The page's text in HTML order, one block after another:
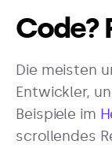
Code?
Die meisten
Entwickler,
Beispiele im
scrollendes